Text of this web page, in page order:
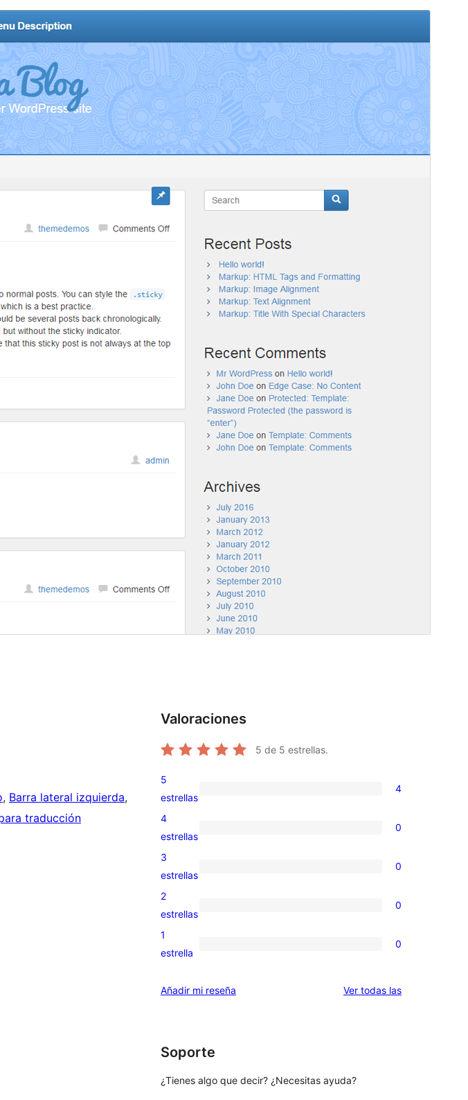
Versión
1.4.0
Última actualización
15 de diciembre de 2025
Instalaciones activas
60+
Versión de PHP
5.6
Página de inicio del tema
, Barra lateral izquierda
traducción
Valoraciones
5 de 5 estrellas.
4
valoraciones
de
5
estrellas
4
0
valoraciones
de
4
estrellas
0
0
valoraciones
de
3
estrellas
0
0
valoraciones
de
estrellas
2
estrellas
0
0
de
1
estrella
0
Añadir mi reseña Ver todas lasvaloraciones
Soporte
¿Tienes algo que decir? ¿Necesitas ayuda?